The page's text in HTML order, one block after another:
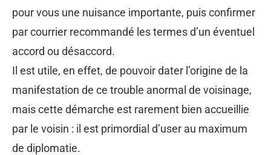
pour vous une nuisance importante, puis confirmer
par courrier recommandé les termes d’un éventuel
accord ou désaccord.
Il est utile, en effet, de pouvoir dater l’origine de la
manifestation de ce trouble anormal de voisinage,
mais cette démarche est rarement bien accueillie
par le voisin : il est primordial d’user au maximum
de diplomatie.